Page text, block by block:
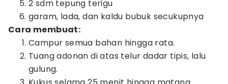
2 sdm tepung terigu
garam, lada, dan kaldu bubuk secukupnya
Cara membuat:
Campur semua bahan hingga rata.
Tuang adonan di atas telur dadar tipis, lalu
gulung.